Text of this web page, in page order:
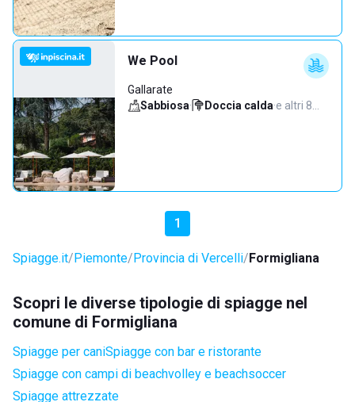
We Pool
Gallarate
Sabbiosa· Doccia calda·e altri 8…
1
Spiagge.it Piemonte Provincia di Vercelli Formigliana
Scopri le diverse tipologie di spiagge nel
comune di Formigliana
Spiagge per caniSpiagge con bar e ristorante
Spiagge con campi di beachvolley e beachsoccer
Spiagge attrezzate